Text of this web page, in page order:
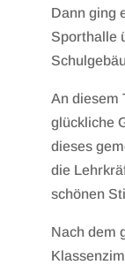
Dann ging
Sporthalle
An diesem
glückliche
dieses
die
schönen
Nach dem